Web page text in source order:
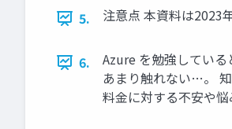
5. 注意点 本資料は2023
6.
Azure を勉強してい
あまり触れない…。
料金に対する不安や